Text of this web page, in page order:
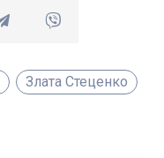
Злата Стеценко